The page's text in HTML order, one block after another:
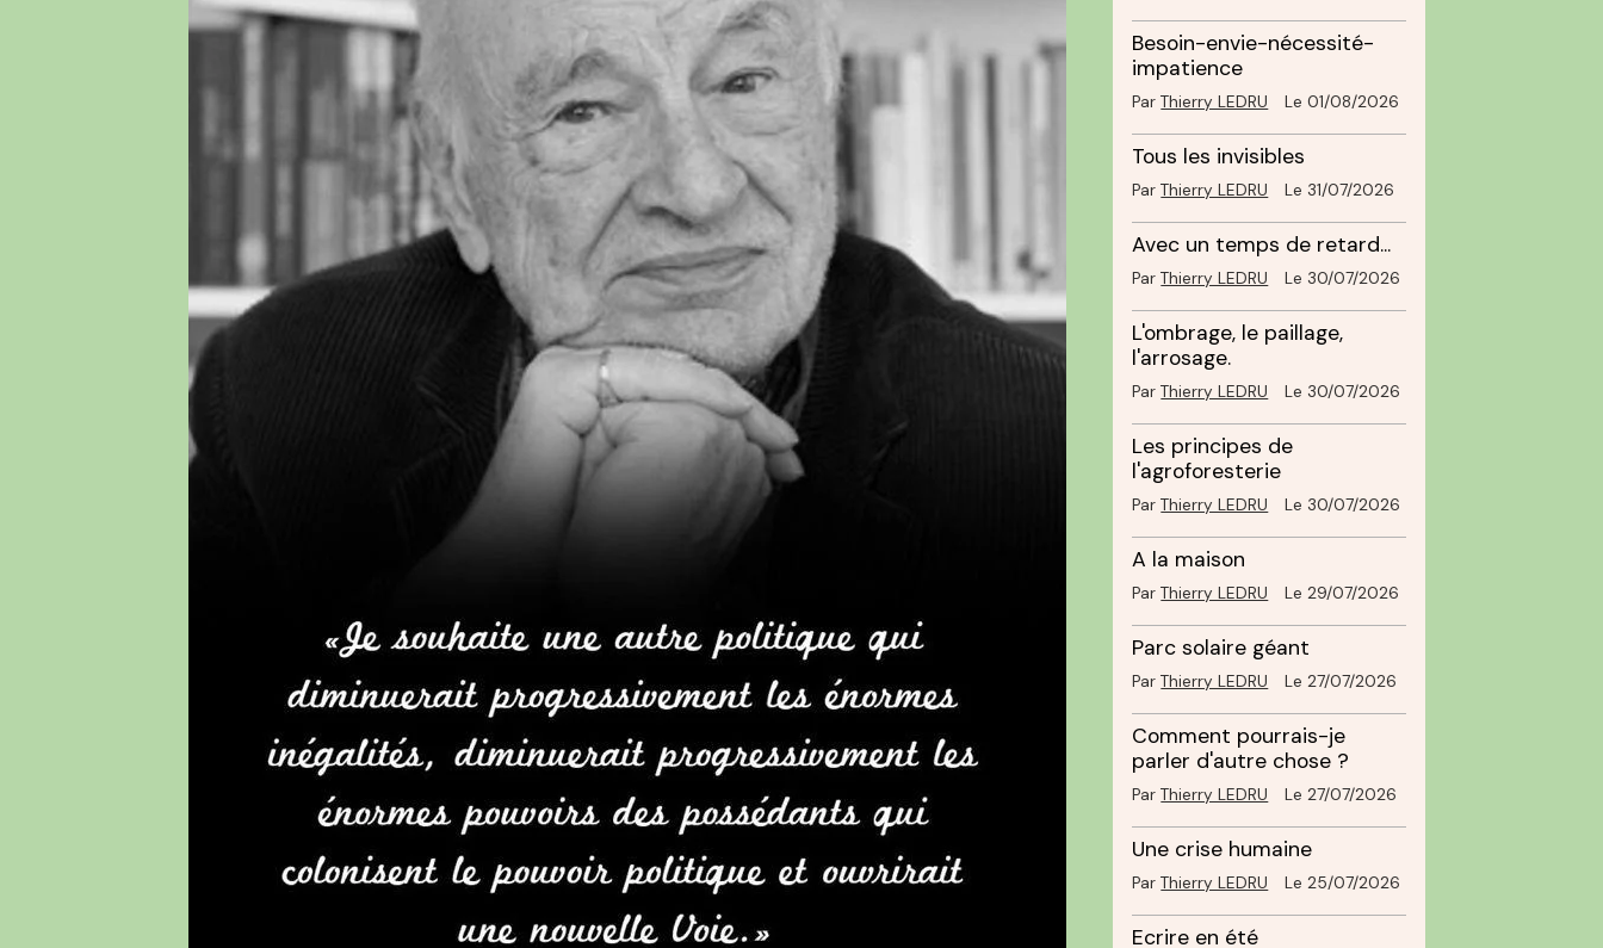
Besoin-envie-nécessité-
impatience
ParThierry LEDRU Le 01/08/2026
Tous les invisibles
ParThierry LEDRU Le 31/07/2026
Avec un temps de retard...
ParThierry LEDRU Le 30/07/2026
L'ombrage, le paillage,
l'arrosage.
ParThierry LEDRU Le 30/07/2026
Les principes de
l'agroforesterie
ParThierry LEDRU Le 30/07/2026
A la maison
ParThierry LEDRU Le 29/07/2026
Parc solaire géant
ParThierry LEDRU Le 27/07/2026
Comment pourrais-je
parler d'autre chose ?
ParThierry LEDRU Le 27/07/2026
Une crise humaine
ParThierry LEDRU Le 25/07/2026
Ecrire en été